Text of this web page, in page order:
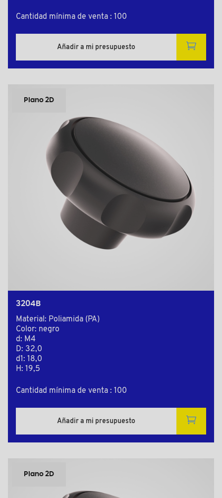
Cantidad mínima de venta : 100
Añadir a mi presupuesto
Plano 2D
3204B
Material: Poliamida (PA)
Color: negro
d: M4
D: 32,0
d1: 18,0
H: 19,5
Cantidad mínima de venta : 100
Añadir a mi presupuesto
Plano 2D